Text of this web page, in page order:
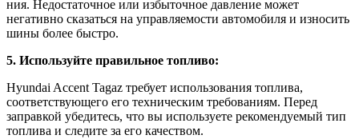
н­ия. Недостаточное или избыточное давление может
негативно сказаться на управляемости автомобиля и износить
шины более быстро.
5. Используйте правильное топливо:
Hyundai Accent Tagaz требует использования топлива,
соответствующего его техническим требованиям. Перед
заправкой убедитесь, что вы используете рекомендуемый тип
топлива и следите за его качеством.